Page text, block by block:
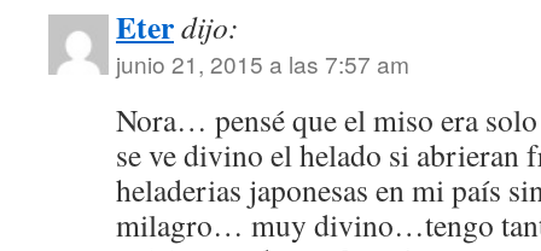
Eterdijo:
junio 21, 2015 a las 7:57 am
Nora… pensé que el miso era
se ve divino el helado si abrieran
heladerias japonesas en mi país
milagro… muy divino…tengo